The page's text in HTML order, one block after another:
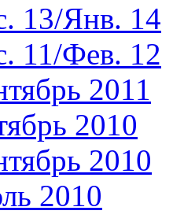
13/Янв. 14
11/Фев. 12
2011
2010
2010
2010